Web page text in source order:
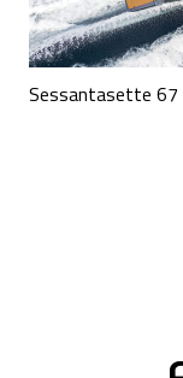
Sessantasette 67